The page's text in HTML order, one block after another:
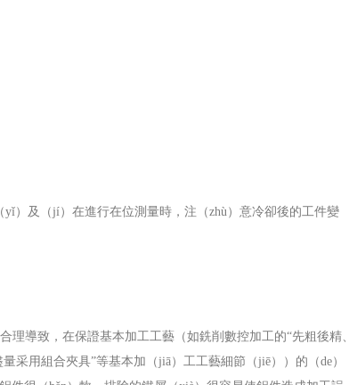
）及（jí）在進行在位測量時，注（zhù）意冷卻後的工件變
理導致，在保證基本加工工藝（如銑削數控加工的“先粗後精、
采用組合夾具”等基本加（jiā）工工藝細節（jiē））的（de）